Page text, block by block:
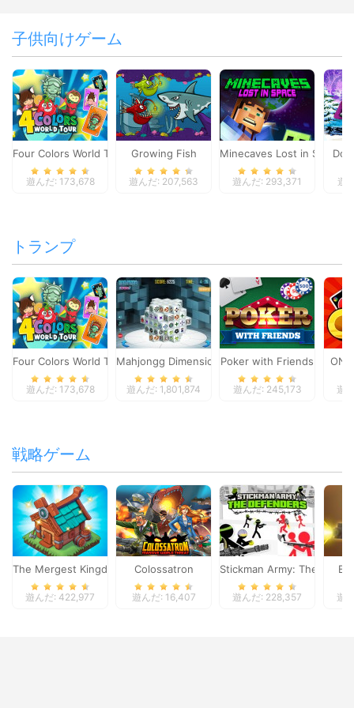
子供向けゲーム
Four Colors World Tour
遊んだ: 173,678
Growing Fish
遊んだ: 207,563
Minecaves Lost in Space
遊んだ: 293,371 遊
トランプ
Four Colors World Tour
遊んだ: 173,678
Mahjongg Dimensions
遊んだ: 1,801,874
Poker with Friends
遊んだ: 245,173 遊
戦略ゲーム
The Mergest Kingdom
遊んだ: 422,977
Colossatron
遊んだ: 16,407
Stickman Army: The
遊んだ: 228,357 遊